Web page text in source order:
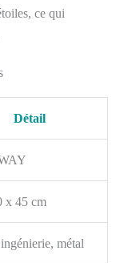
de
【Détails
】Cette
et
Le bord
vous
vous et votre
des
détaillées
aider à
ce qui
Détail
x 45 cm
métal